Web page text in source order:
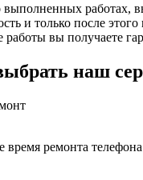
выполненных работах,
и только после
работы вы получаете
наш
время ремонта телефона